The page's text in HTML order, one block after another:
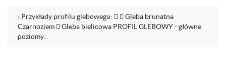
: Przykłady profilu glebowego:   Gleba brunatna
Czarnoziem  Gleba bielicowa PROFIL GLEBOWY - główne
poziomy...